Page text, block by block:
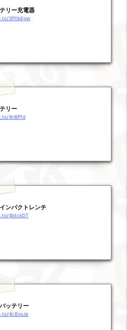
リー充電器
3P0bEgw
リー
4rl6Pfd
ンパクトレンチ
4btckDT
ッテリー
4cBxsJe